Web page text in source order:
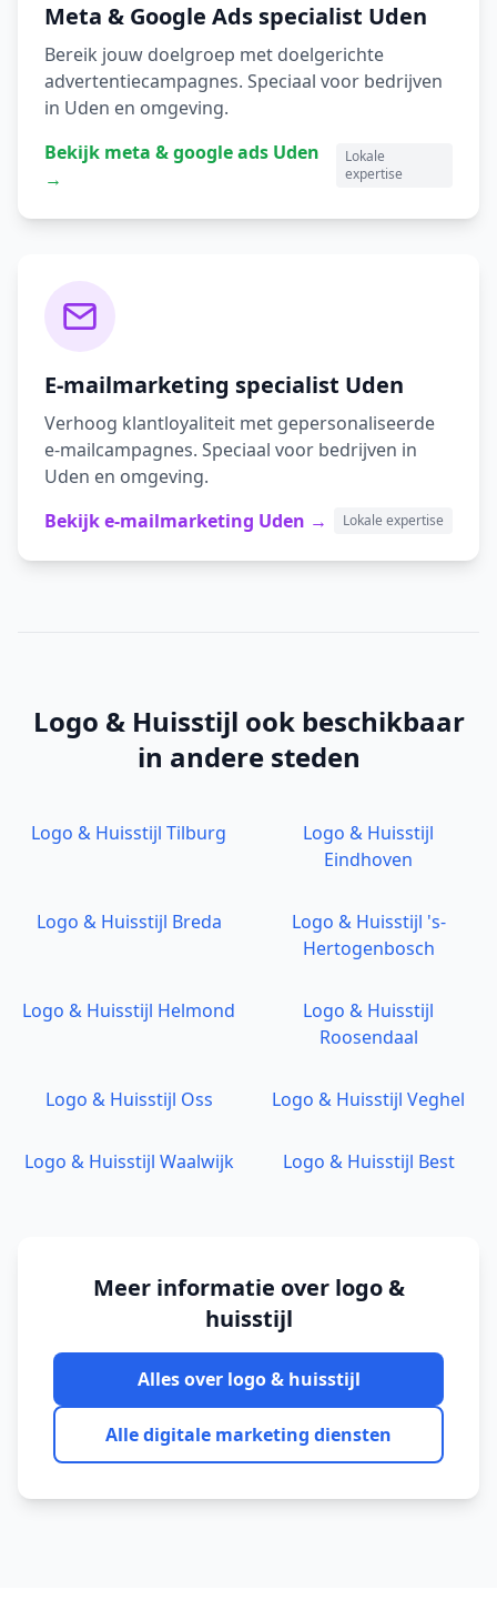
Meta & Google Ads specialist Uden
Bereik jouw doelgroep met doelgerichte
advertentiecampagnes. Speciaal voor bedrijven
in Uden en omgeving.
Bekijk meta & google ads Uden
→
Lokale
expertise
E-mailmarketing specialist Uden
Verhoog klantloyaliteit met gepersonaliseerde
e-mailcampagnes. Speciaal voor bedrijven in
Uden en omgeving.
Bekijke-mailmarketing Uden → Lokale expertise
Logo & Huisstijl ook beschikbaar
in andere steden
Logo & Huisstijl Tilburg
Logo & Huisstijl
Eindhoven
Logo & Huisstijl Breda Logo & Huisstijl 's-
Hertogenbosch
Logo & Huisstijl Helmond
Logo & Huisstijl
Roosendaal
Logo & Huisstijl Oss Logo & Huisstijl Veghel
Logo & Huisstijl Waalwijk Logo & Huisstijl Best
Meer informatie over logo &
huisstijl
Alles over logo & huisstijl
Alle digitale marketing diensten